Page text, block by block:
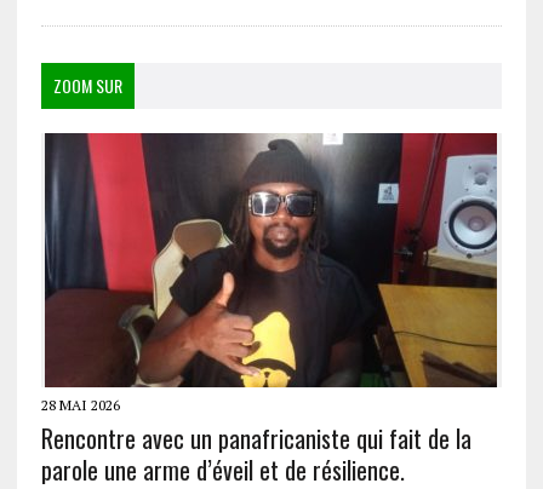
ZOOM SUR
28 MAI 2026
Rencontre avec un panafricaniste qui fait de la
parole une arme d’éveil et de résilience.